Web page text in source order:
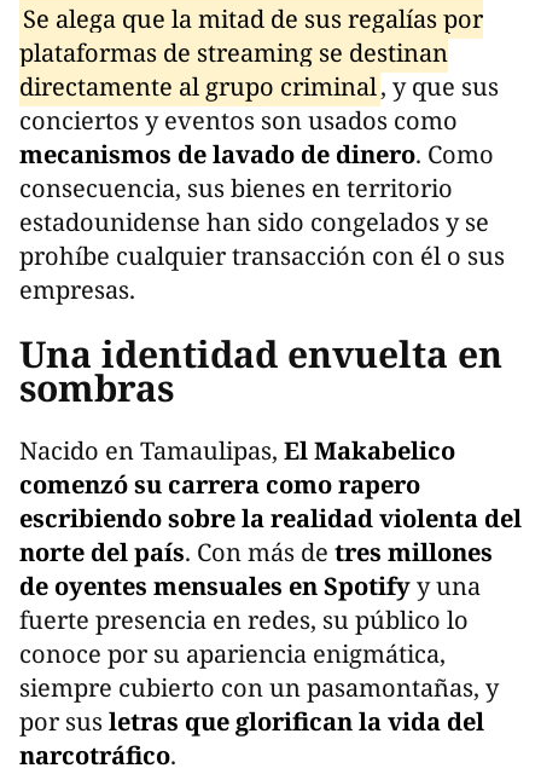
Se alega que la mitad de sus regalías por
plataformas de streaming se destinan
directamente al grupo criminal, y que sus
conciertos y eventos son usados como
mecanismos de lavado de dinero. Como
consecuencia, sus bienes en territorio
estadounidense han sido congelados y se
prohíbe cualquier transacción con él o sus
empresas.
Una identidad envuelta en
sombras
Nacido en Tamaulipas, El Makabelico
comenzó su carrera como rapero
escribiendo sobre la realidad violenta del
norte del país. Con más de tres millones
de oyentes mensuales en Spotifyy una
fuerte presencia en redes, su público lo
conoce por su apariencia enigmática,
siempre cubierto con un pasamontañas, y
por sus letras que glorifican la vida del
narcotráfico.